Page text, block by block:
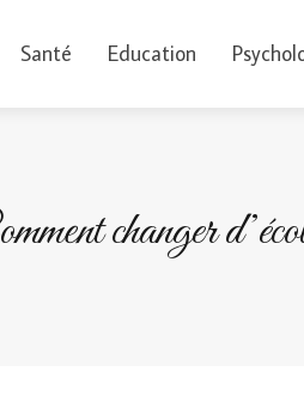
Santé Education
changer